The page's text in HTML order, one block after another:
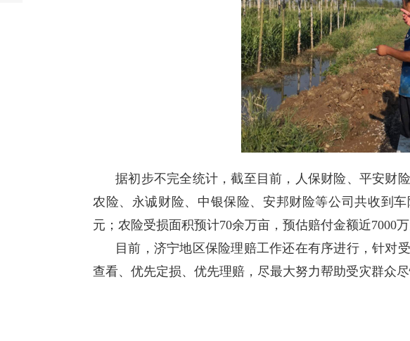
据初步不完全统计，截至目前，人保财险、平安财
农险、永诚财险、中银保险、安邦财险等公司共收到
元；农险受损面积预计70余万亩，预估赔付金额近7000万
目前，济宁地区保险理赔工作还在有序进行，针对
查看、优先定损、优先理赔，尽最大努力帮助受灾群众尽